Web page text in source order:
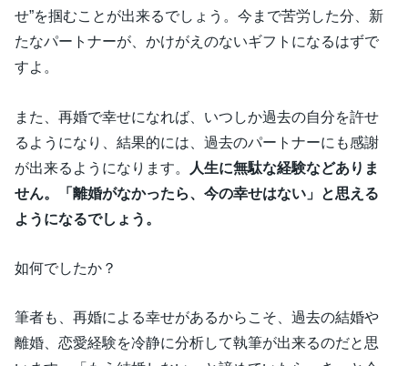
せ”を掴むことが出来るでしょう。今まで苦労した分、新
たなパートナーが、かけがえのないギフトになるはずで
すよ。
また、再婚で幸せになれば、いつしか過去の自分を許せ
るようになり、結果的には、過去のパートナーにも感謝
が出来るようになります。
人生に無駄な経験などありま
せん。「離婚がなかったら、今の幸せはない」と思える
ようになるでしょう。
如何でしたか？
筆者も、再婚による幸せがあるからこそ、過去の結婚や
離婚、恋愛経験を冷静に分析して執筆が出来るのだと思